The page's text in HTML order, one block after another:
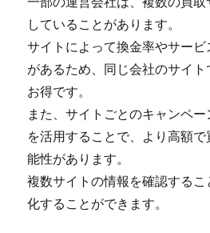
していることがあります。
サイトによって換金率やサー
があるため、同じ会社のサイ
お得です。
また、サイトごとのキャンペ
を活用することで、より高額
能性があります。
複数サイトの情報を確認する
化することができます。